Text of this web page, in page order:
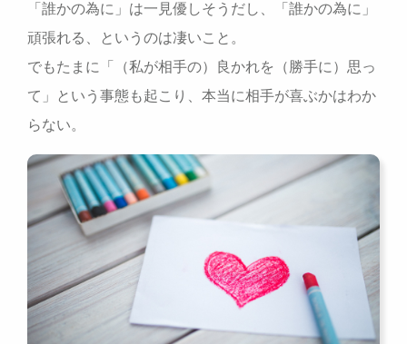
「誰かの為に」は一見優しそうだし、「誰かの為に」
頑張れる、というのは凄いこと。
でもたまに「（私が相手の）良かれを（勝手に）思っ
て」という事態も起こり、本当に相手が喜ぶかはわか
らない。